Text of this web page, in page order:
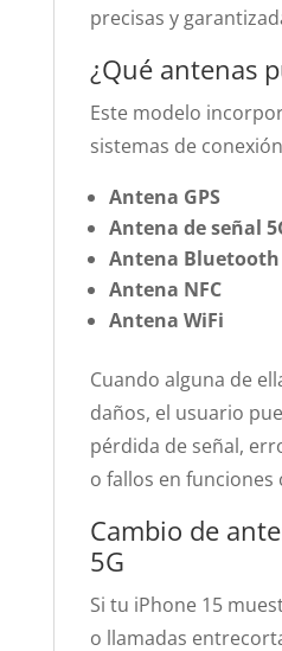
precisas y
¿Qué antenas
Este modelo
sistemas de
Antena GPS
Antena de señal
Antena Bluetooth
Antena NFC
Antena WiFi
Cuando alguna de
daños, el usuario
pérdida de señal,
o fallos en funciones
Cambio de
5G
Si tu iPhone 15
o llamadas